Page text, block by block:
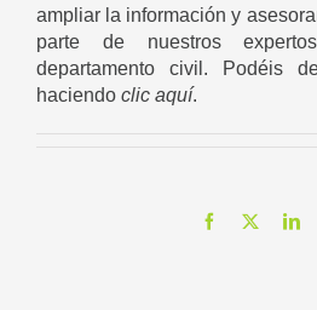
ampliar la información y
parte de nuestros
departamento civil. Podéis
haciendo clic aquí.
Facebook